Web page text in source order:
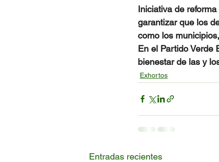
Iniciativa de
garantizar que los
como los
En el Partido Verde
bienestar de las y
Exhortos
Entradas recientes